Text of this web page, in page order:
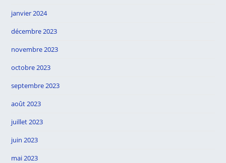
janvier 2024
décembre 2023
novembre 2023
octobre 2023
septembre 2023
août 2023
juillet 2023
juin 2023
mai 2023